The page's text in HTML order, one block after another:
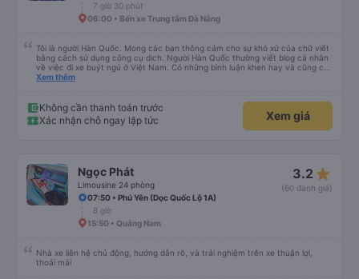
7 giờ 30 phút
06:00 • Bến xe Trung tâm Đà Nẵng
Tôi là người Hàn Quốc. Mong các bạn thông cảm cho sự khó xử của chữ viết
bằng cách sử dụng công cụ dịch. Người Hàn Quốc thường viết blog cá nhân
về việc đi xe buýt ngủ ở Việt Nam. Có những bình luận khen hay và cũng có
những bình luận khen vất vả nên tôi đã rất lo lắng. Đó là một sự lo lắng vô
를 보시게 되는 한국분들께 정보를 드리자면 저는 다낭에서 꾸이년가는 버스를 탔습
니다. 같은 회사라도 버스마다 퀄리티가 다른지는 모르겠는데, 제가 탄 버스는 쾌적
하고 좋았어요. 자리 넓찍하고 베개 이불 깨끗합니다. 뭐 경적소리야 베트남에서는
뭐 전 새우자세가 편해서 불만은 없었습니다 : )
Xem thêm
Không cần thanh toán trước
Xác nhận chỗ ngay lập tức
Xem giá
Ngọc Phát
Limousine 24 phòng
3.2 star_rate
(60 đánh giá)
07:50 • Phú Yên (Dọc Quốc Lộ 1A)
8 giờ
15:50 • Quảng Nam
Nhà xe liên hệ chủ động, hướng dẫn rõ, và trải nghiệm trên xe thuận lợi,
thoải mái